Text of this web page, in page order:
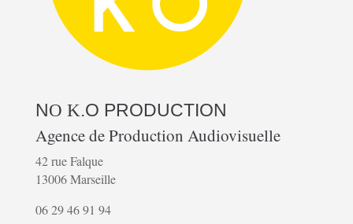
NO K.O PRODUCTION
Agence de Production Audiovisuelle
42 rue Falque
13006 Marseille
06 29 46 91 94